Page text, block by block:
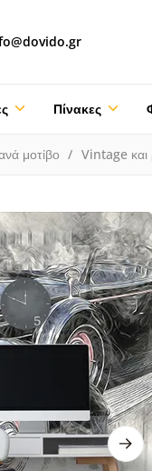
Πίνακες
μοτίβο Vintage και